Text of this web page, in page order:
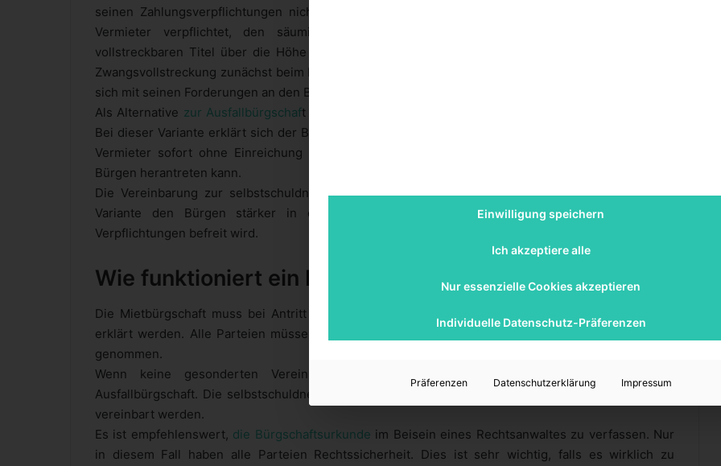
seinen Zahlungsverpflichtungen nicht mehr nachkommt. Liegt eine Ausfallbürgschaft vor, ist der
Vermieter verpflichtet, den säumigen Mieter zunächst anzumahnen. Sollte es zu einem
vollstreckbaren Titel über die Höhe der Mietschulden kommen, ist der Gläubiger verpflichtet, die
Zwangsvollstreckung zunächst beim Mieter zu betreiben. Erst wenn diese erfolglos verläuft, kann er
sich mit seinen Forderungen an den Bürgen halten.
Als Alternative zur Ausfallbürgschaft kann eine selbstschuldnerische Bürgschaft vereinbart werden.
Bei dieser Variante erklärt sich der Bürge ausdrücklich auf die Vorausklage. Dies bedeutet, dass der
Vermieter sofort ohne Einreichung einer Klage gegen den Mieter mit seiner Forderung an den
Bürgen herantreten kann.
Die Vereinbarung zur selbstschuldnerischen Bürgschaft wird eher selten geschlossen, da diese
Variante den Bürgen stärker in die Pflicht nimmt, während der Mieter eher von seinen
Verpflichtungen befreit wird.
Wie funktioniert ein Mietbürgschaft?
Die Mietbürgschaft muss bei Antritt des Mietverhältnisses schriftlich in einer Bürgschaftsurkunde
erklärt werden. Alle Parteien müssen die Urkunde unterzeichnen. Sie wird zu den Mietunterlagen
genommen.
Wenn keine gesonderten Vereinbarungen getroffen werden, handelt es sich um eine
Ausfallbürgschaft. Die selbstschuldnerische Bürgschaft muss in der Bürgschaftsurkunde gesondert
vereinbart werden.
Es ist empfehlenswert, die Bürgschaftsurkunde im Beisein eines Rechtsanwaltes zu verfassen. Nur
in diesem Fall haben alle Parteien Rechtssicherheit. Dies ist sehr wichtig, falls es wirklich zu
Einwilligung speichern
Ich akzeptiere alle
Nur essenzielle Cookies akzeptieren
Individuelle Datenschutz-Präferenzen
Präferenzen Datenschutzerklärung Impressum